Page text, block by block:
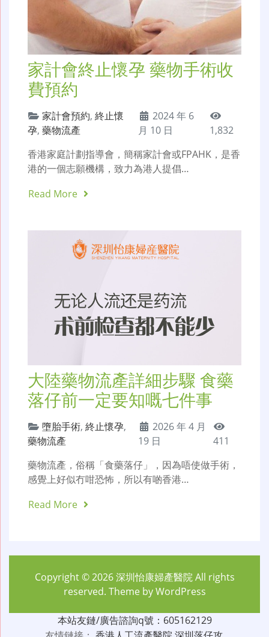
家計會終止懷孕 藥物手術收
費預約
家計會預約, 終止懷
孕, 藥物流產
2024 年 6
月 10 日
1,832
香港家庭計劃指導會，簡稱家計會或FPAHK，是香
港的一個志願機構，致力為港人提倡…
Read More
大陸藥物流產詳細步驟 食藥
落仔前一定要知嘅七件事
墮胎手術, 終止懷孕,
藥物流產
2026 年 4 月
19 日
411
藥物流產，俗稱「食藥落仔」，因為唔使做手術，
感覺上好似冇咁恐怖，所以有啲香港…
Read More
Copyright © 2026深圳怡康婦產醫院All rights
reserved. Theme byWordPress
本站友鏈/廣告諮詢q號：605162129